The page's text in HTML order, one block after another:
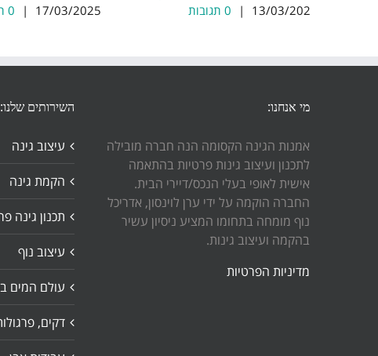
17/03/2025
| 0 תגובות 13/03/2025
| 0 תגובות
מי אנחנו:
אמנות הגינה הקסומה הנה חברה מובילה
לתכנון ועיצוב גינות פרטיות בהתאמה
אישית לאופי בעלי הנכס/דיירי הבית.
החברה הוקמה על ידי ערן לוינסון, אדריכל
נוף מומחה בתחומו המציע ניסיון עשיר
בהקמה ועיצוב גינות.
מדיניות הפרטיות
השירותים שלנו:
עיצוב גינה
הקמת גינה
תכנון גינה
עיצוב נוף
עולם המים
דקים,